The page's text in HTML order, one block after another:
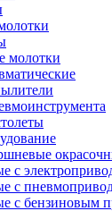
молотки
с
с
с бензиновым